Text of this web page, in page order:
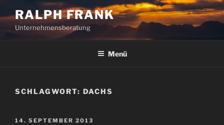
Inhalt
springen
RALPH FRANK
Unternehmensberatung
Menü
SCHLAGWORT: DACHS
VERÖFFENTLICHT
14. SEPTEMBER 2013